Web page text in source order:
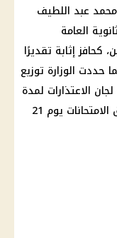
عبد اللطيف
العامة
للملاحظين، كحافز إثابة تقديرًا
حددت الوزارة توزيع
13 يونيو، وبدء لجان الاعتذارات لمدة
ثلاثة أيام من الأحد 14 يونيو، قبل انطلاق الامتحانات يوم 21